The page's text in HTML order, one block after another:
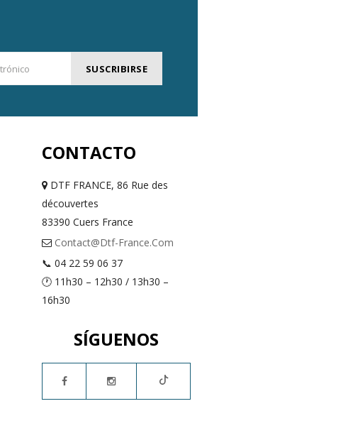
SUSCRIBIRSE
CONTACTO
DTF FRANCE, 86 Rue des
découvertes
83390 Cuers France
Contact@dtf-France.com
📞 04 22 59 06 37
🕐 11h30 – 12h30 / 13h30 –
16h30
SÍGUENOS